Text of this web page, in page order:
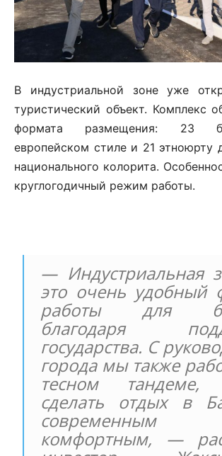
В индустриальной зоне уже
туристический объект. Комплекс
формата размещения: 23
европейском стиле и 21 этноюрту
национального колорита.
круглогодичный режим работы.
— Индустриальная
это очень удобный
работы для
благодаря
государства. С
города мы также
тесном тандеме,
сделать отдых в
комфортным, —